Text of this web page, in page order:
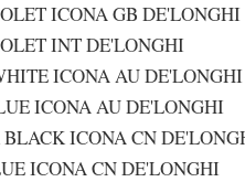
ICONA GB DE'LONGHI
INT DE'LONGHI
ICONA AU DE'LONGHI
ICONA AU DE'LONGHI
ICONA CN
ICONA CN DE'LONGHI